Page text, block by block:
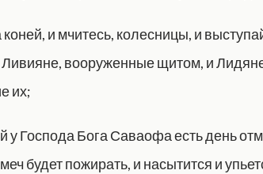
и мчитесь, колесницы, и
вооруженные щитом, и
их;
у Господа Бога Саваофа есть день
будет пожирать, и насытится и